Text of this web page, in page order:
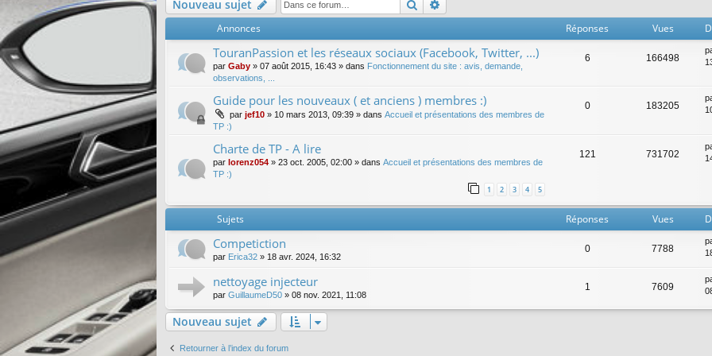
Nouveau sujet Rechercher
Annonces Réponses Vues
TouranPassion et les réseaux sociaux (Facebook, Twitter, ...)
par Gaby » 07 août 2015, 16:43 » dans Fonctionnement du site : avis, demande,
observations, ...
6 166498
Guide pour les nouveaux ( et anciens ) membres :)
par jef10 » 10 mars 2013, 09:39 » dans Accueil et présentations des membres de
TP :)
0 183205
Charte de TP - A lire
par lorenz054 » 23 oct. 2005, 02:00 » dans Accueil et présentations des membres de
TP :)
1 2 3 4 5
121 731702
Sujets Réponses Vues
Competiction
par Erica32 » 18 avr. 2024, 16:32
0 7788
nettoyage injecteur
par GuillaumeD50 » 08 nov. 2021, 11:08
1 7609
Nouveau sujet
Retourner à l’index du forum